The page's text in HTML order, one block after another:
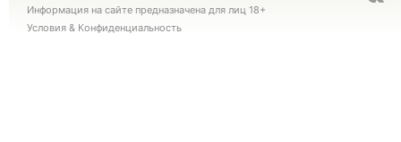
Информация на сайте предназначена для лиц 18+
Условия & Конфиденциальность